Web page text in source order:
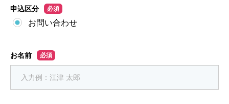
申込区分 必須
お問い合わせ
お名前 必須